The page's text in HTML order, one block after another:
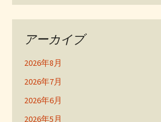
アーカイブ
2026年8月
2026年7月
2026年6月
2026年5月